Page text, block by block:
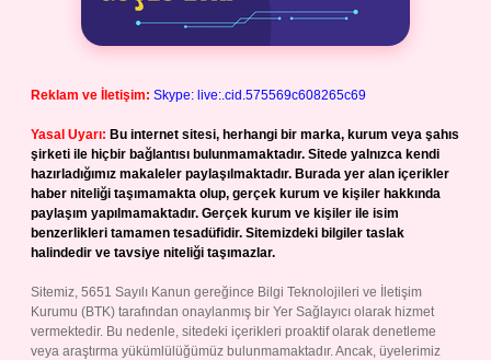
Reklam ve İletişim: Skype: live:.cid.575569c608265c69
Yasal Uyarı: Bu internet sitesi, herhangi bir marka, kurum veya şahıs
şirketi ile hiçbir bağlantısı bulunmamaktadır. Sitede yalnızca kendi
hazırladığımız makaleler paylaşılmaktadır. Burada yer alan içerikler
haber niteliği taşımamakta olup, gerçek kurum ve kişiler hakkında
paylaşım yapılmamaktadır. Gerçek kurum ve kişiler ile isim
benzerlikleri tamamen tesadüfidir. Sitemizdeki bilgiler taslak
halindedir ve tavsiye niteliği taşımazlar.
Sitemiz, 5651 Sayılı Kanun gereğince Bilgi Teknolojileri ve İletişim
Kurumu (BTK) tarafından onaylanmış bir Yer Sağlayıcı olarak hizmet
vermektedir. Bu nedenle, sitedeki içerikleri proaktif olarak denetleme
veya araştırma yükümlülüğümüz bulunmamaktadır. Ancak, üyelerimiz